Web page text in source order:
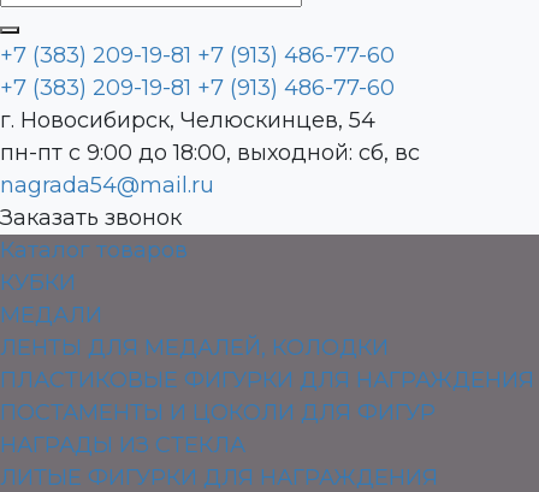
+7 (383) 209-19-81 +7 (913) 486-77-60
+7 (383) 209-19-81 +7 (913) 486-77-60
г. Новосибирск, Челюскинцев, 54
пн-пт с 9:00 до 18:00, выходной: сб, вс
nagrada54@mail.ru
Заказать звонок
Каталог товаров
КУБКИ
МЕДАЛИ
ЛЕНТЫ ДЛЯ МЕДАЛЕЙ, КОЛОДКИ
ПЛАСТИКОВЫЕ ФИГУРКИ ДЛЯ НАГРАЖДЕНИЯ
ПОСТАМЕНТЫ И ЦОКОЛИ ДЛЯ ФИГУР
НАГРАДЫ ИЗ СТЕКЛА
ЛИТЫЕ ФИГУРКИ ДЛЯ НАГРАЖДЕНИЯ